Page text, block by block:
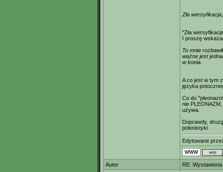
Zła
"Zła
I proszę
To mnie
ważne jest
w konia.
A co jest w tym
języka
Co do
nie
używa.
Doprawdy,
polonistyki.
Edytowane
Autor
RE: